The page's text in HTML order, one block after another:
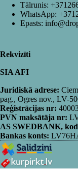
Tālrunis:
WhatsApp:
Epasts:
Rekvizīti
SIA AFI
Juridiskā adrese:
pag., Ogres nov., LV-
Reģistrācijas nr:
PVN maksātāja nr:
AS SWEDBANK,
Bankas konts: